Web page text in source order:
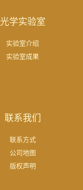
光学实验室
实验室介绍
实验室成果
联系我们
联系方式
公司地图
版权声明